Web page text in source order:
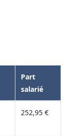
Part
salarié
252,95 €